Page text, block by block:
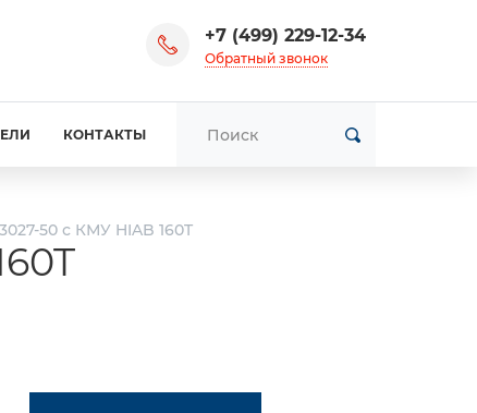
+7 (499) 229-12-34
Обратный звонок
КОНТАКТЫ
50 с КМУ HIAB 160T